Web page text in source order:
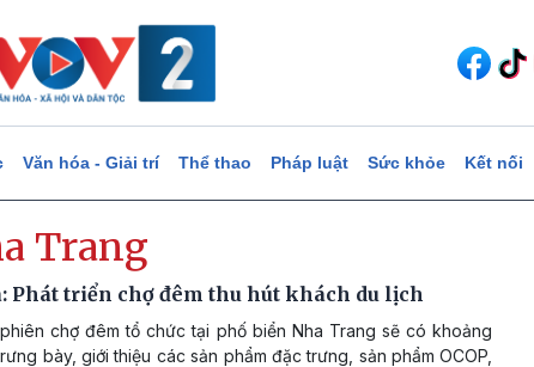
Văn hóa - Giải trí Thể thao Pháp luật Sức khỏe Kết nối
Trang
Phát triển chợ đêm thu hút khách du lịch
chợ đêm tổ chức tại phố biển Nha Trang sẽ có khoảng
bày, giới thiệu các sản phẩm đặc trưng, sản phẩm OCOP,